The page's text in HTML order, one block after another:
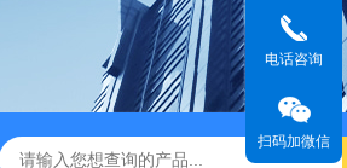
电话咨询
扫码加微信